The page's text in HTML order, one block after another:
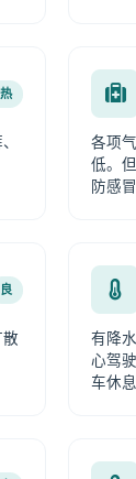
各项
低。
防感冒
良
有降
心驾
车休息